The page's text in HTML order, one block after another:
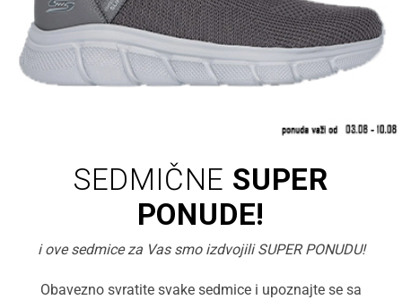
SEDMIČNE SUPER
PONUDE!
i ove sedmice za Vas smo izdvojili SUPER PONUDU!
Obavezno svratite svake sedmice i upoznajte se sa